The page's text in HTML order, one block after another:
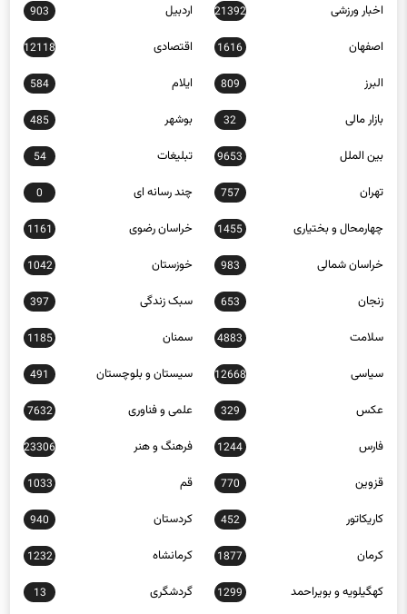
اخبار ورزشی 21392 اردبیل 903
اصفهان 1616 اقتصادی 12118
البرز 809 ایلام 584
بازار مالی 32 بوشهر 485
بین الملل 9653 تبلیغات 54
تهران 757 چند رسانه ای 0
چهارمحال و بختیاری 1455 خراسان رضوی 1161
خراسان شمالی 983 خوزستان 1042
زنجان 653 سبک زندگی 397
سلامت 4883 سمنان 1185
سیاسی 12668 سیستان و بلوچستان 491
عکس 329 علمی و فناوری 7632
فارس 1244 فرهنگ و هنر 23306
قزوین 770 قم 1033
کاریکاتور 452 کردستان 940
کرمان 1877 کرمانشاه 1232
کهگیلویه و بویراحمد 1299 گردشگری 13